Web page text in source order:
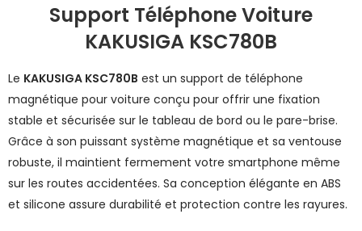
Support Téléphone Voiture
KAKUSIGA KSC780B
Le KAKUSIGA KSC780B est un support de téléphone
magnétique pour voiture conçu pour offrir une fixation
stable et sécurisée sur le tableau de bord ou le pare-brise.
Grâce à son puissant système magnétique et sa ventouse
robuste, il maintient fermement votre smartphone même
sur les routes accidentées. Sa conception élégante en ABS
et silicone assure durabilité et protection contre les rayures.